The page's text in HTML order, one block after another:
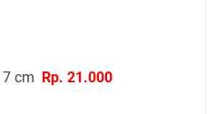
7 cm Rp. 21.000